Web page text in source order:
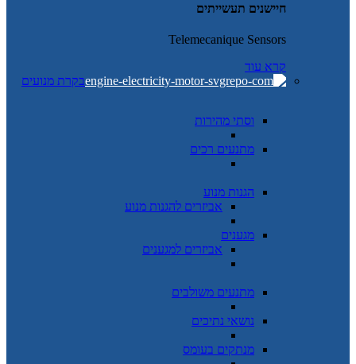
חיישנים תעשייתים
Telemecanique Sensors
קרא עוד
בקרת מנועים
וסתי מהירות
מתנעים רכים
הגנות מנוע
אביזרים להגנות מנוע
מגענים
אביזרים למגענים
מתנעים משולבים
נושאי נתיכים
מנתקים בעומס